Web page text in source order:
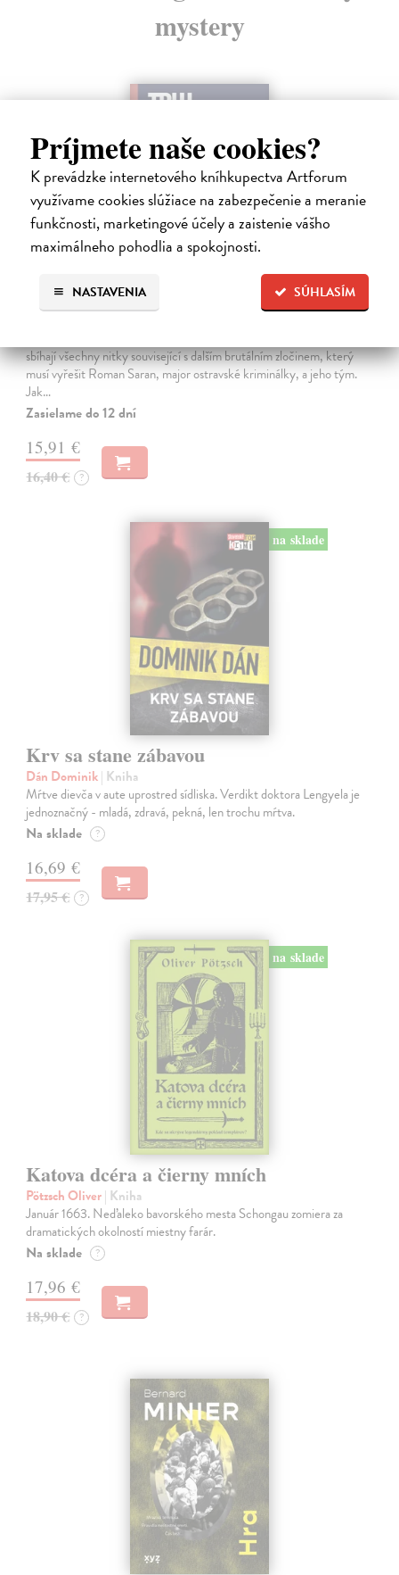
Príjmete naše cookies?
K prevádzke internetového kníhkupectva Artforum
využívame cookies slúžiace na zabezpečenie a meranie
funkčnosti, marketingové účely a zaistenie vášho
maximálneho pohodlia a spokojnosti.
SÚHLASÍM
NASTAVENIA
mystery
Tramwaj na Sachsenberg
sbíhají všechny nitky související s dalším brutálním zločinem, který
musí vyřešit Roman Saran, major ostravské kriminálky, a jeho tým.
Jak…
Zasielame do 12 dní
15,91 €
16,40 € ?
na sklade
Krv sa stane zábavou
Dán Dominik| Kniha
Mŕtve dievča v aute uprostred sídliska. Verdikt doktora Lengyela je
jednoznačný - mladá, zdravá, pekná, len trochu mŕtva.
Na sklade ?
16,69 €
17,95 € ?
na sklade
Katova dcéra a čierny mních
Pötzsch Oliver| Kniha
Január 1663. Neďaleko bavorského mesta Schongau zomiera za
dramatických okolností miestny farár.
Na sklade ?
17,96 €
18,90 € ?